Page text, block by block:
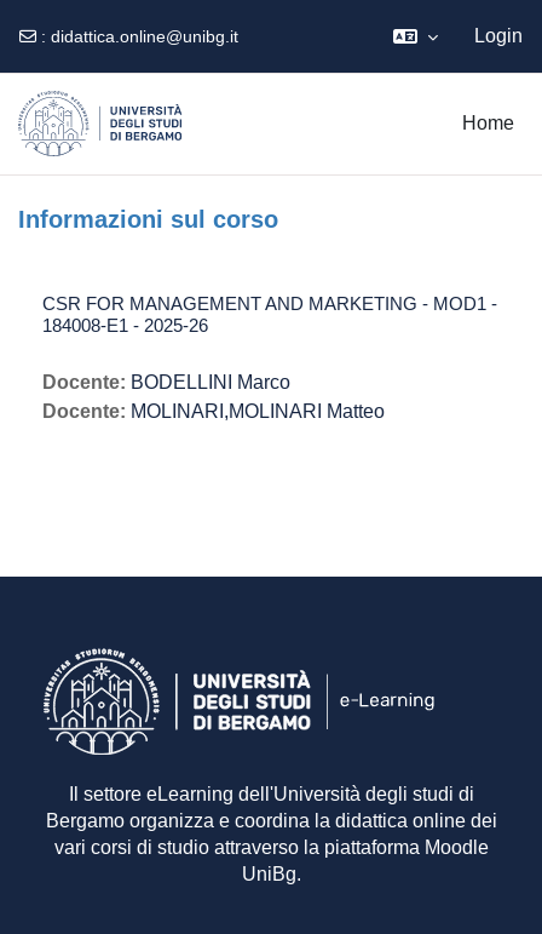
: didattica.online@unibg.it Login
Home
Informazioni sul corso
CSR FOR MANAGEMENT AND MARKETING - MOD1 -
184008-E1 - 2025-26
Docente: BODELLINI Marco
Docente: MOLINARI,MOLINARI Matteo
Il settore eLearning dell'Università degli studi di
Bergamo organizza e coordina la didattica online dei
vari corsi di studio attraverso la piattaforma Moodle
UniBg.